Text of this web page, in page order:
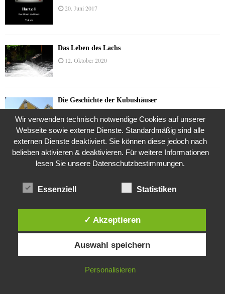
20. Juni 2017
Das Leben des Lachs
12. Oktober 2020
Die Geschichte der Kubushäuser
Was ist denn das? -Mars „SOL 735“ Rover Curiosity
24. November 2015
3. November 2019
Die Straße radikalisiert jeden Tag ein Stückchen
Diese Website verwendet Cookies. Durch die weitere Nutzung dieser
Website stimmst du der Verwendung von Cookies zu.
IN ORDNUNG
Wir verwenden technisch notwendige Cookies auf unserer
Webseite sowie externe Dienste. Standardmäßig sind alle
externen Dienste deaktiviert. Sie können diese jedoch nach
belieben aktivieren & deaktivieren. Für weitere Informationen
lesen Sie unsere Datenschutzbestimmungen.
Essenziell Statistiken
✓ Akzeptieren
Auswahl speichern
Personalisieren